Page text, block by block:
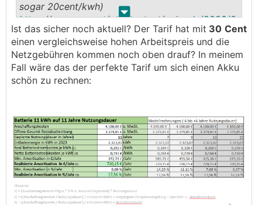
. .
sogar 20cent/kwh)
https://www.ewg.at/wp-content/uploads/2023/0
6/EWG-Preisblatt-Franz-PV-Kombi_ab-20230615.
pdf
Der tarif macht für alle "vieleinspeiser" sinn, den
gibt es mittlerweile schon ewig (hab ich hier im
Ist das sicher noch aktuell? Der Tarif hat mit 30 Cent
einen vergleichsweise hohen Arbeitspreis und die
Netzgebühren kommen noch oben drauf? In meinem
Fall wäre das der perfekte Tarif um sich einen Akku
schön zu rechnen: